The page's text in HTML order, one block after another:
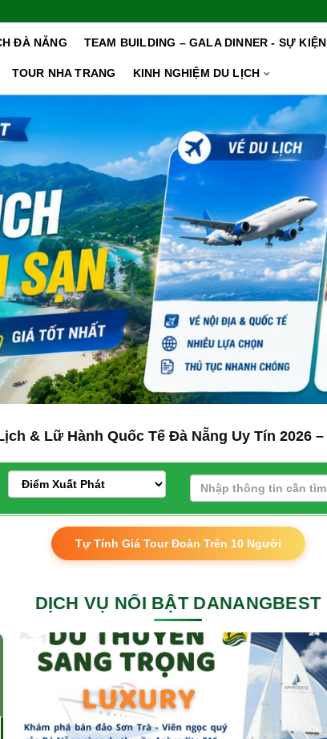
ĐÀ NẴNG TEAM BUILDING – GALA DINNER - SỰ KIỆN
TOUR NHA TRANG KINH NGHIỆM DU LỊCH
& Lữ Hành Quốc Tế Đà Nẵng Uy Tín 2026
Tự Tính Giá Tour Đoàn Trên 10 Người
DỊCH VỤ NỔI BẬT DANANGBEST